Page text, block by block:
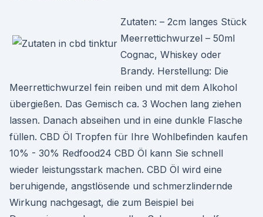
Zutaten: – 2cm langes Stück
Meerrettichwurzel – 50ml
Cognac, Whiskey oder
Brandy. Herstellung: Die
Meerrettichwurzel fein reiben und mit dem Alkohol
übergießen. Das Gemisch ca. 3 Wochen lang ziehen
lassen. Danach abseihen und in eine dunkle Flasche
füllen. CBD Öl Tropfen für Ihre Wohlbefinden kaufen
10% - 30% Redfood24 CBD Öl kann Sie schnell
wieder leistungsstark machen. CBD Öl wird eine
beruhigende, angstlösende und schmerzlindernde
Wirkung nachgesagt, die zum Beispiel bei